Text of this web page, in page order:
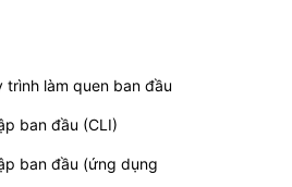
trình làm quen ban đầu
ban đầu (CLI)
ban đầu (ứng dụng